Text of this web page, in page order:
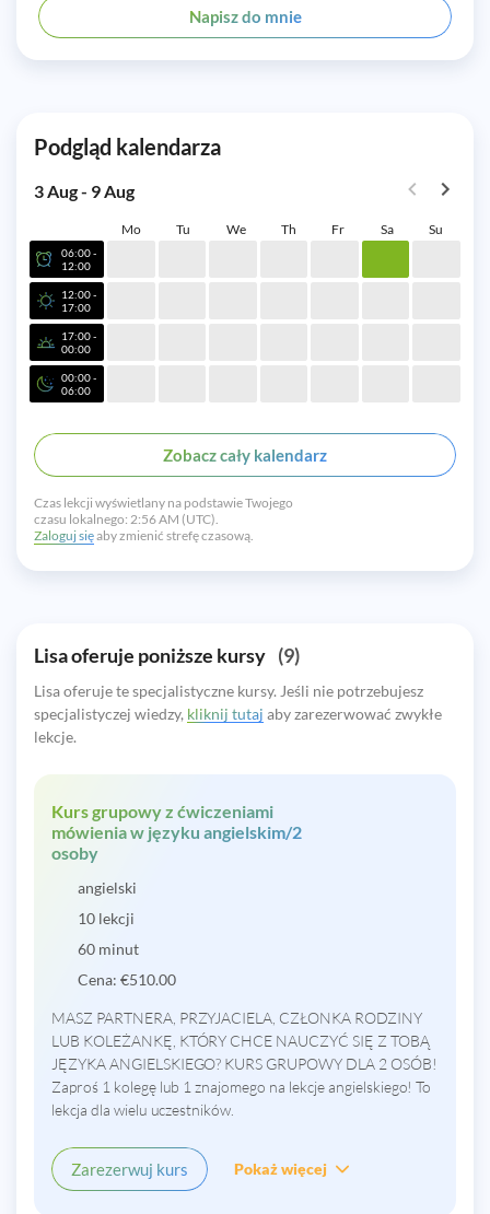
Napisz do mnie
Podgląd kalendarza
3 Aug - 9 Aug
Mo Tu We Th Fr Sa Su
06:00 -
12:00
12:00 -
17:00
17:00 -
00:00
00:00 -
06:00
Zobacz cały kalendarz
Czas lekcji wyświetlany na podstawie Twojego
czasu lokalnego: 2:56 AM (UTC).
Zaloguj sięaby zmienić strefę czasową.
Lisa oferuje poniższe kursy (9)
Lisa oferuje te specjalistyczne kursy. Jeśli nie potrzebujesz
specjalistyczej wiedzy, kliknij tutaj aby zarezerwować zwykłe
lekcje.
Kurs grupowy z ćwiczeniami
mówienia w języku angielskim/2
osoby
angielski
10 lekcji
60 minut
Cena: €510.00
MASZ PARTNERA, PRZYJACIELA, CZŁONKA RODZINY
LUB KOLEŻANKĘ, KTÓRY CHCE NAUCZYĆ SIĘ Z TOBĄ
JĘZYKA ANGIELSKIEGO? KURS GRUPOWY DLA 2 OSÓB!
Zaproś 1 kolegę lub 1 znajomego na lekcje angielskiego! To
lekcja dla wielu uczestników.
Zarezerwuj kurs Pokaż więcej